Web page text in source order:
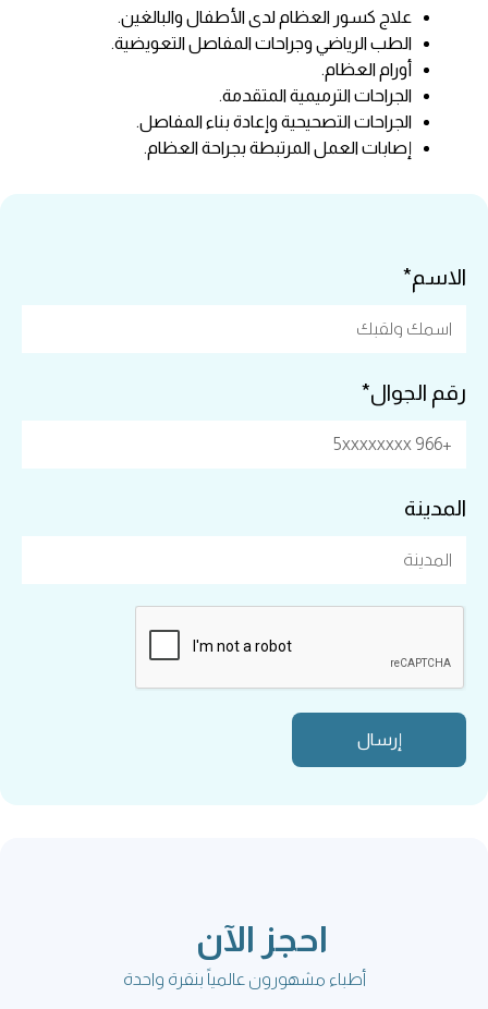
علاج كسور العظام لدى الأطفال والبالغين.
الطب الرياضي وجراحات المفاصل التعويضية.
أورام العظام.
الجراحات الترميمية المتقدمة.
الجراحات التصحيحية وإعادة بناء المفاصل.
إصابات العمل المرتبطة بجراحة العظام.
الاسم*
رقم الجوال*
المدينة
احجز الآن
أطباء مشهورون عالمياً بنقرة واحدة